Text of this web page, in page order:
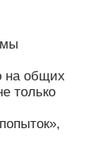
на общих
только